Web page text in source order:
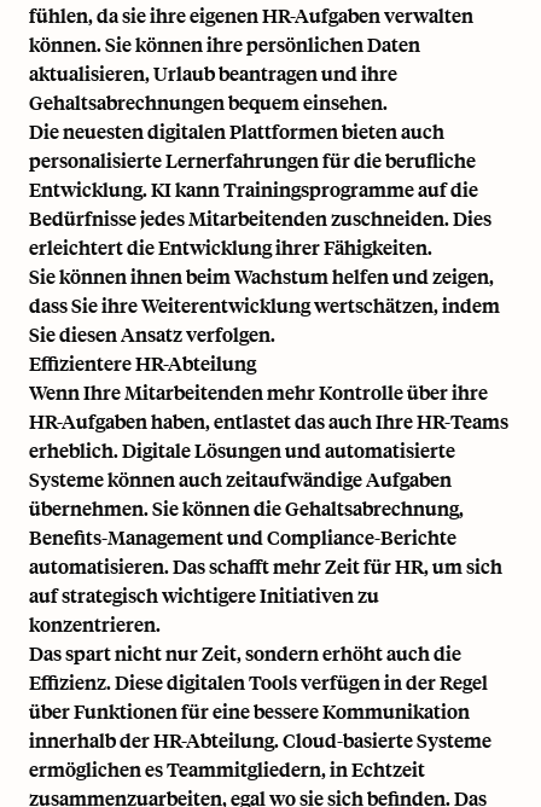
fühlen, da sie ihre eigenen HR-Aufgaben verwalten
können. Sie können ihre persönlichen Daten
aktualisieren, Urlaub beantragen und ihre
Gehaltsabrechnungen bequem einsehen.
Die neuesten digitalen Plattformen bieten auch
personalisierte Lernerfahrungen für die berufliche
Entwicklung. KI kann Trainingsprogramme auf die
Bedürfnisse jedes Mitarbeitenden zuschneiden. Dies
erleichtert die Entwicklung ihrer Fähigkeiten.
Sie können ihnen beim Wachstum helfen und zeigen,
dass Sie ihre Weiterentwicklung wertschätzen, indem
Sie diesen Ansatz verfolgen.
Effizientere HR-Abteilung
Wenn Ihre Mitarbeitenden mehr Kontrolle über ihre
HR-Aufgaben haben, entlastet das auch Ihre HR-Teams
erheblich. Digitale Lösungen und automatisierte
Systeme können auch zeitaufwändige Aufgaben
übernehmen. Sie können die Gehaltsabrechnung,
Benefits-Management und Compliance-Berichte
automatisieren. Das schafft mehr Zeit für HR, um sich
auf strategisch wichtigere Initiativen zu
konzentrieren.
Das spart nicht nur Zeit, sondern erhöht auch die
Effizienz. Diese digitalen Tools verfügen in der Regel
über Funktionen für eine bessere Kommunikation
innerhalb der HR-Abteilung. Cloud-basierte Systeme
ermöglichen es Teammitgliedern, in Echtzeit
zusammenzuarbeiten, egal wo sie sich befinden. Das